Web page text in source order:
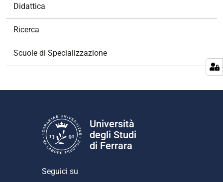
Didattica
Ricerca
Scuole di Specializzazione
Università
degli Studi
di Ferrara
Seguici su